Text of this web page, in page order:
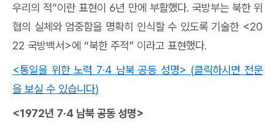
우리의 적”이란 표현이 6년 만에 부활했다. 국방부는 북한 위
협의 실체와 엄중함을 명확히 인식할 수 있도록 기술한 <20
22 국방백서 >에 “북한 주적” 이라고 표현했다.
<통일을 위한 노력 7·4 남북 공동 성명> (클릭하시면 전문
을 보실 수 있습니다)
<1972년 7·4 남북 공동 성명>